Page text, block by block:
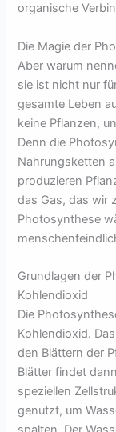
organische
Die Magie der
Aber warum
sie ist nicht nur
gesamte Leben
keine Pflanzen,
Denn die
Nahrungsketten
produzieren
das Gas, das wir
Photosynthese
Grundlagen der
Kohlendioxid
Die
Kohlendioxid.
den Blättern der
Blätter findet
speziellen
genutzt, um